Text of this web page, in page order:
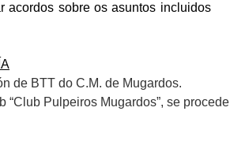
acordos sobre os asuntos incluidos
de BTT do C.M. de Mugardos.
Pulpeiros Mugardos”, se procede